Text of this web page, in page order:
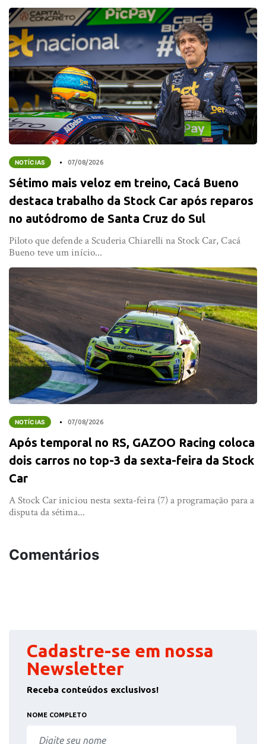
NOTÍCIAS 07/08/2026
Sétimo mais veloz em treino, Cacá Bueno
destaca trabalho da Stock Car após reparos
no autódromo de Santa Cruz do Sul
Piloto que defende a Scuderia Chiarelli na Stock Car, Cacá
Bueno teve um início...
NOTÍCIAS 07/08/2026
Após temporal no RS, GAZOO Racing coloca
dois carros no top-3 da sexta-feira da Stock
Car
A Stock Car iniciou nesta sexta-feira (7) a programação para a
disputa da sétima...
Comentários
Cadastre-se em nossa
Newsletter
Receba conteúdos exclusivos!
NOME COMPLETO